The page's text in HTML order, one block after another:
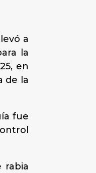
a
la
en
de la
fue
rabia